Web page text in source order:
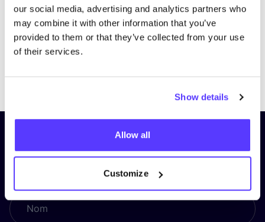
our social media, advertising and analytics partners who
may combine it with other information that you’ve
provided to them or that they’ve collected from your use
of their services.
Show details
Allow all
Customize
Inscrivez-vous à notre lettre
d’information et restez informé !